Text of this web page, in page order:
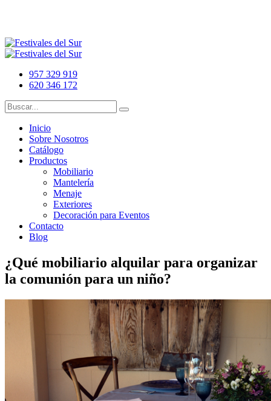
957 329 919
620 346 172
Inicio
Sobre Nosotros
Catálogo
Productos
Mobiliario
Mantelería
Menaje
Exteriores
Decoración para Eventos
Contacto
Blog
¿Qué mobiliario alquilar para organizar
la comunión para un niño?